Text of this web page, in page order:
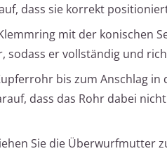
dass sie korrekt
mit der konischen
sodass er vollständig und
bis zum Anschlag
dass das Rohr dabei
Sie die Überwurfmutter